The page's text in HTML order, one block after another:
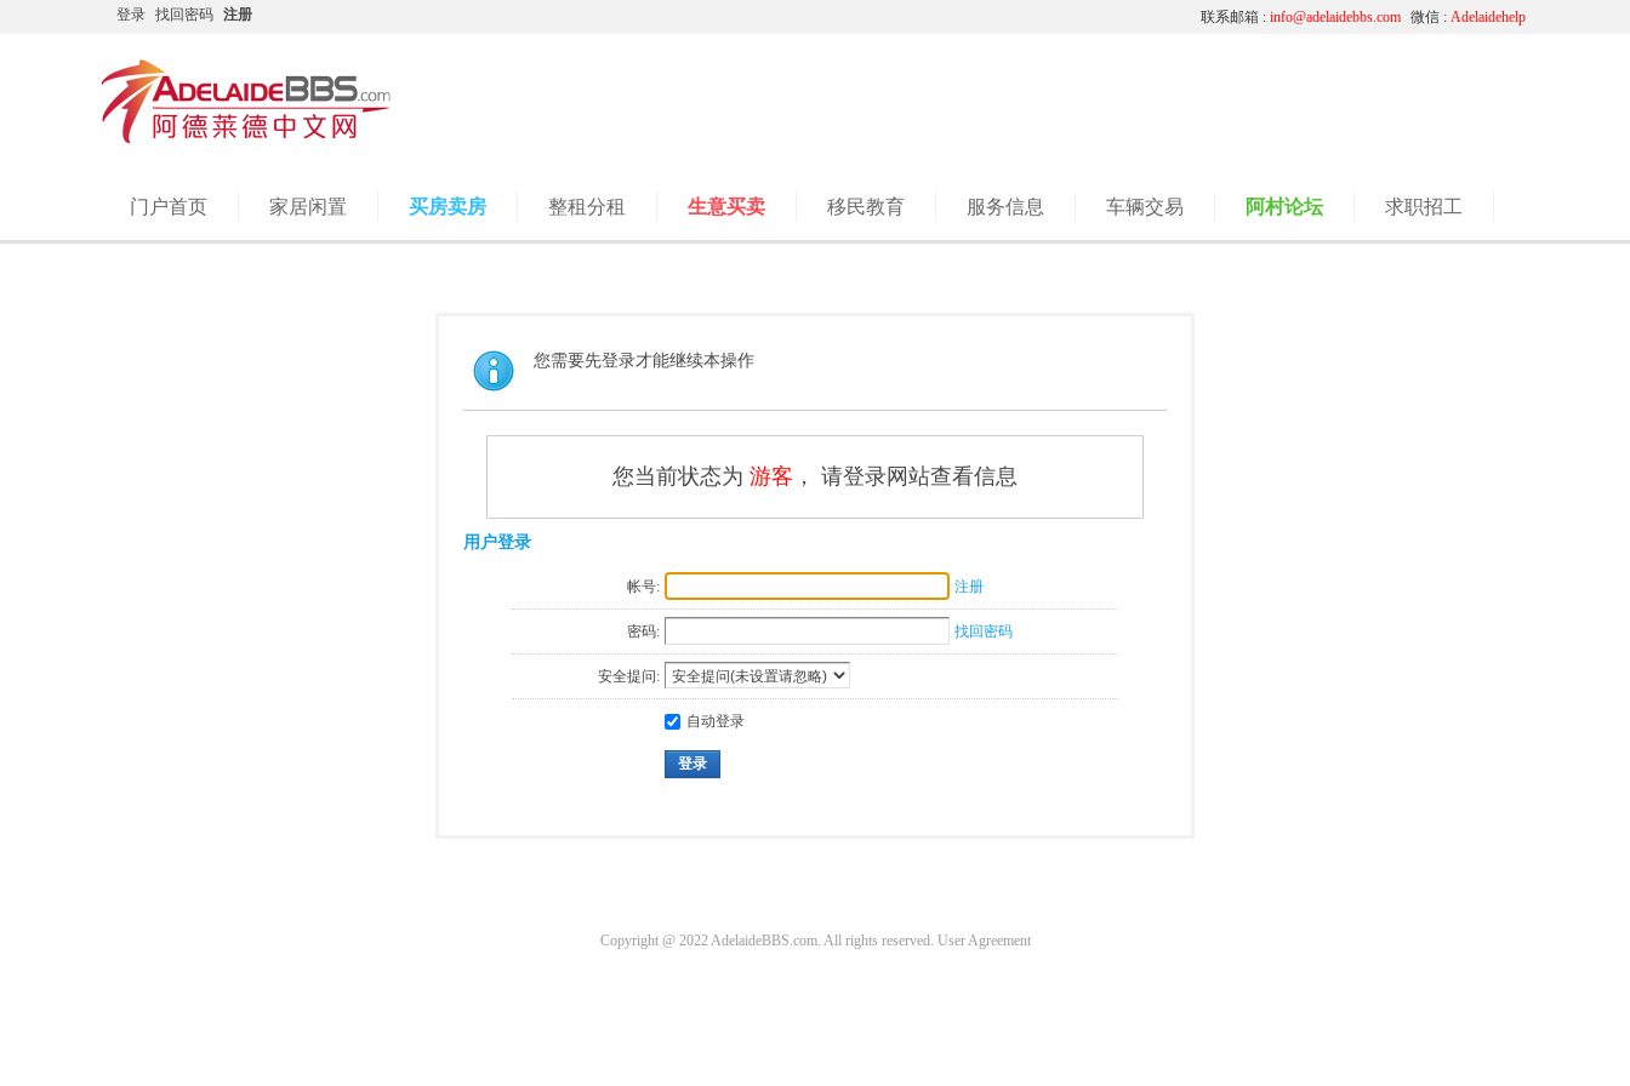
登录 找回密码 注册 微信 : Adelaidehelp
联系邮箱 : info@adelaidebbs.com
门户首页 家居闲置 买房卖房 整租分租 生意买卖 移民教育 服务信息 车辆交易 阿村论坛 求职招工
您需要先登录才能继续本操作
您当前状态为 游客 ， 请登录网站查看信息
用户登录
帐号: 注册
密码: 找回密码
安全提问:
自动登录
登录
Copyright @ 2022 AdelaideBBS.com. All rights reserved. User Agreement